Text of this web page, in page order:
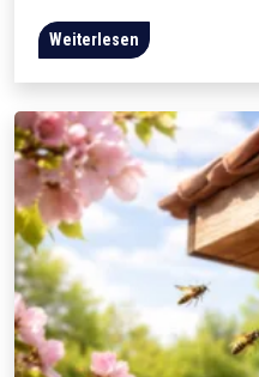
Weiterlesen